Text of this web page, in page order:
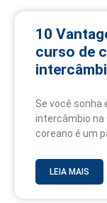
10
curso de
Se você sonha
intercâmbio na
coreano é um
LEIA MAIS